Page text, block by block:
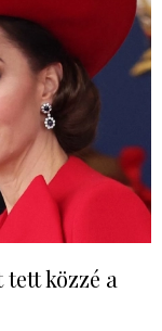
közzé a